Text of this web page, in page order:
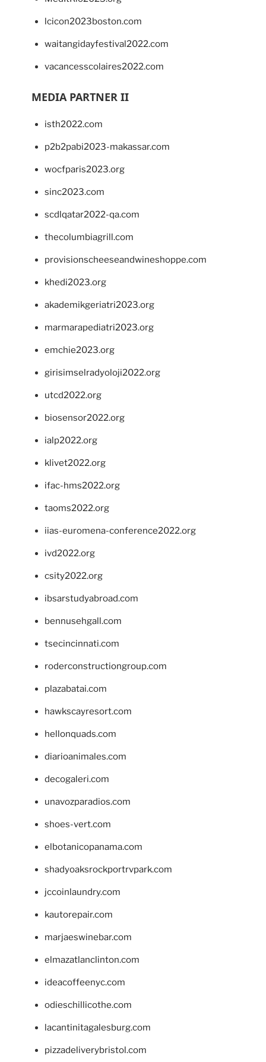
lcicon2023boston.com
waitangidayfestival2022.com
vacancesscolaires2022.com
MEDIA PARTNER II
isth2022.com
p2b2pabi2023-makassar.com
wocfparis2023.org
sinc2023.com
scdlqatar2022-qa.com
thecolumbiagrill.com
provisionscheeseandwineshoppe.com
khedi2023.org
akademikgeriatri2023.org
marmarapediatri2023.org
emchie2023.org
girisimselradyoloji2022.org
utcd2022.org
biosensor2022.org
ialp2022.org
klivet2022.org
ifac-hms2022.org
taoms2022.org
iias-euromena-conference2022.org
ivd2022.org
csity2022.org
ibsarstudyabroad.com
bennusehgall.com
tsecincinnati.com
roderconstructiongroup.com
plazabatai.com
hawkscayresort.com
hellonquads.com
diarioanimales.com
decogaleri.com
unavozparadios.com
shoes-vert.com
elbotanicopanama.com
shadyoaksrockportrvpark.com
jccoinlaundry.com
kautorepair.com
marjaeswinebar.com
elmazatlanclinton.com
ideacoffeenyc.com
odieschillicothe.com
lacantinitagalesburg.com
pizzadeliverybristol.com